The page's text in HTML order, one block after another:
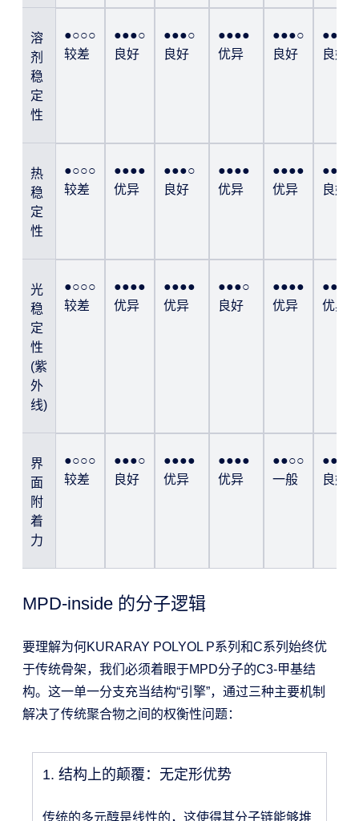
溶
剂
稳
定
性
●○○○
较差
●●●○
良好
●●●○
良好
●●●●
优异
●●●○
良好
●●●○
良好
热
稳
定
性
●○○○
较差
●●●●
优异
●●●○
良好
●●●●
优异
●●●●
优异
●●●○
良好
光
稳
定
性
(紫
外
线)
●○○○
较差
●●●●
优异
●●●●
优异
●●●○
良好
●●●●
优异
●●●●
优异
界
面
附
着
力
●○○○
较差
●●●○
良好
●●●●
优异
●●●●
优异
●●○○
一般
●●●○
良好
MPD-inside 的分子逻辑
要理解为何KURARAY POLYOL P系列和C系列始终优
于传统骨架，我们必须着眼于MPD分子的C3-甲基结
构。这一单一分支充当结构“引擎”，通过三种主要机制
解决了传统聚合物之间的权衡性问题：
1. 结构上的颠覆：无定形优势